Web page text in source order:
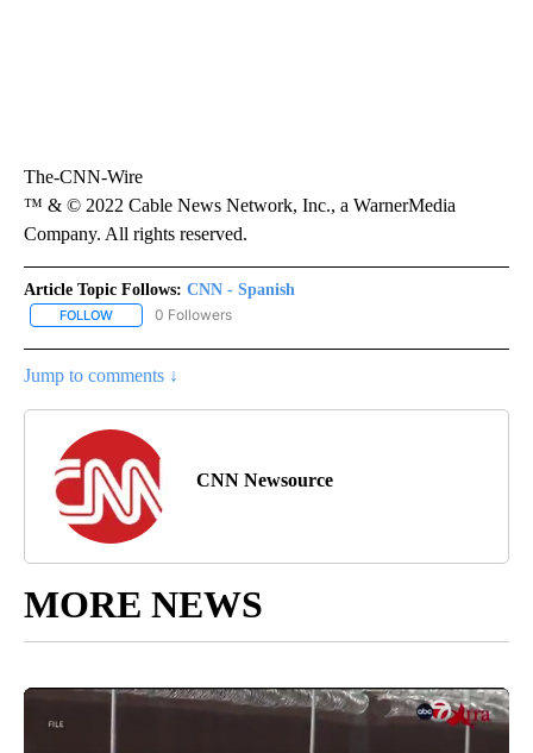
The-CNN-Wire
™ & © 2022 Cable News Network, Inc., a WarnerMedia
Company. All rights reserved.
Article Topic Follows: CNN - Spanish
FOLLOW FOLLOW "CNN - SPANISH" TO RECEIVE NOTIFICATIONS ABOUT
0 Followers
Jump to comments ↓
CNN Newsource
MORE NEWS